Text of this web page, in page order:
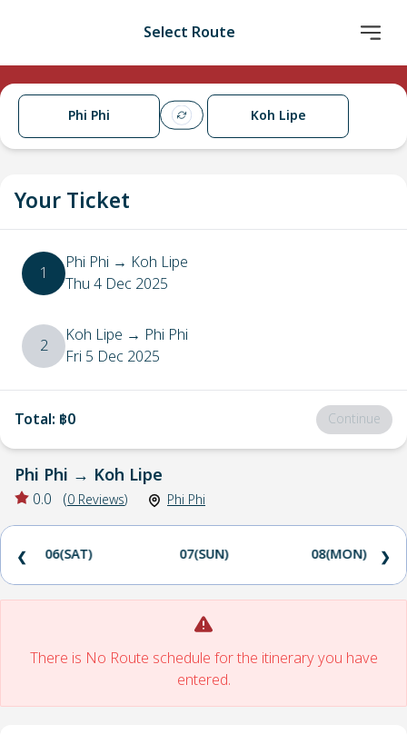
Select Route
Phi Phi Koh Lipe
Your Ticket
1 Phi Phi → Koh Lipe
Thu 4 Dec 2025
2 Koh Lipe → Phi Phi
Fri 5 Dec 2025
Total: ฿0 Continue
Phi Phi → Koh Lipe
0.0 (0 Reviews) Phi Phi
06(SAT) 07(SUN) 08(MON)
❮ ❯
There is No Route schedule for the itinerary you have
entered.